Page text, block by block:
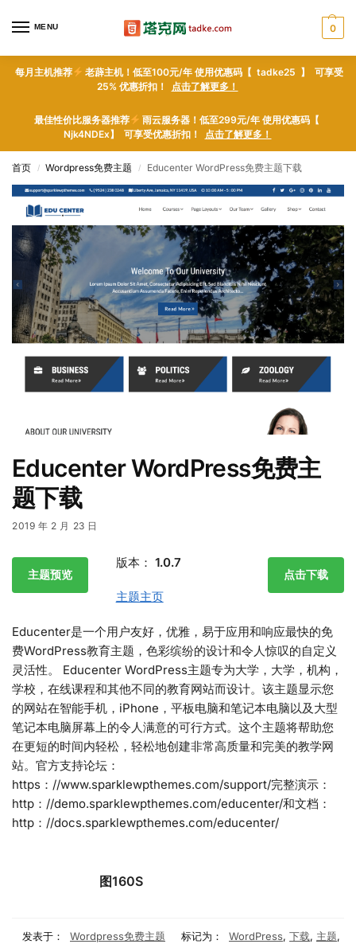
MENU 0
每月主机推荐
老薜主机！低至100元/年 使用优惠码【 tadke25 】 可享受
25% 优惠折扣！ 点击了解更多！
最佳性价比服务器推荐
雨云服务器！低至299元/年 使用优惠码【
Njk4NDEx】 可享受优惠折扣！ 点击了解更多！
首页 / Wordpress免费主题 / Educenter WordPress免费主题下载
Educenter WordPress免费主
题下载
2019 年 2 月 23 日
主题预览 点击下载
版本： 1.0.7
主题主页
Educenter是一个用户友好，优雅，易于应用和响应最快的免
费WordPress教育主题，色彩缤纷的设计和令人惊叹的自定义
灵活性。 Educenter WordPress主题专为大学，大学，机构，
学校，在线课程和其他不同的教育网站而设计。该主题显示您
的网站在智能手机，iPhone，平板电脑和笔记本电脑以及大型
笔记本电脑屏幕上的令人满意的可行方式。这个主题将帮助您
在更短的时间内轻松，轻松地创建非常高质量和完美的教学网
站。官方支持论坛：
https：//www.sparklewpthemes.com/support/完整演示：
http：//demo.sparklewpthemes.com/educenter/和文档：
http：//docs.sparklewpthemes.com/educenter/
图160S
发表于： Wordpress免费主题 标记为： WordPress, 下载, 主题,